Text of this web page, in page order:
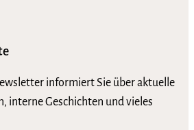
informiert Sie über aktuelle
interne Geschichten und vieles